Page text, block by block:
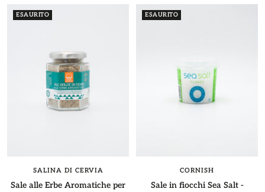
vendita
ESAURITO
SALINA DI CERVIA
Sale alle Erbe Aromatiche per
ESAURITO
CORNISH
Sale in fiocchi Sea Salt -